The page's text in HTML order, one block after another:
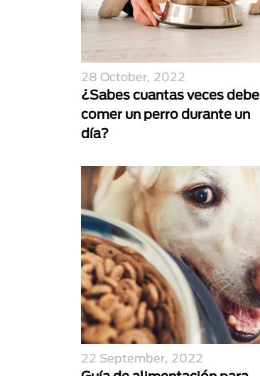
28 October, 2022
¿Sabes cuantas veces debe
comer un perro durante un
día?
22 September, 2022